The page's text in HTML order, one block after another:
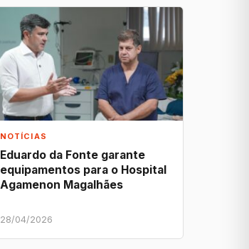
NOTÍCIAS
Eduardo da Fonte garante
equipamentos para o Hospital
Agamenon Magalhães
28/04/2026